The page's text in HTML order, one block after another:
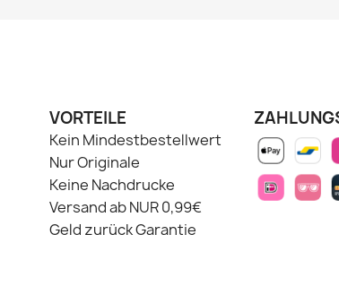
VORTEILE
Kein Mindestbestellwert
Nur Originale
Keine Nachdrucke
Versand ab NUR 0,99€
Geld zurück Garantie